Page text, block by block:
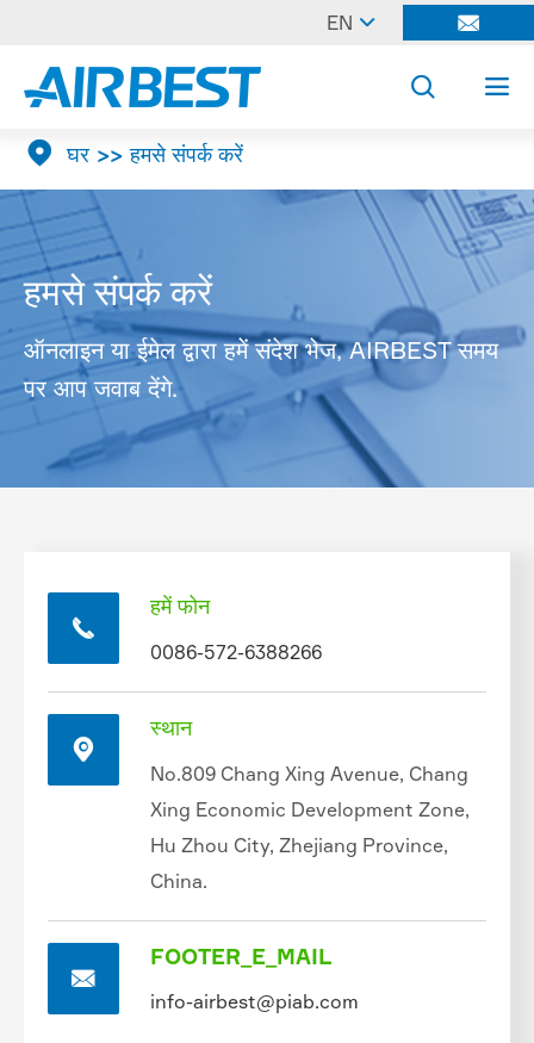
EN  
 
 घर हमसे संपर्क करें
हमसे संपर्क करें
ऑनलाइन या ईमेल द्वारा हमें संदेश भेज, AIRBEST समय
पर आप जवाब देंगे.

हमें फोन
0086-572-6388266

स्थान
No.809 Chang Xing Avenue, Chang
Xing Economic Development Zone,
Hu Zhou City, Zhejiang Province,
China.

FOOTER_E_MAIL
info-airbest@piab.com